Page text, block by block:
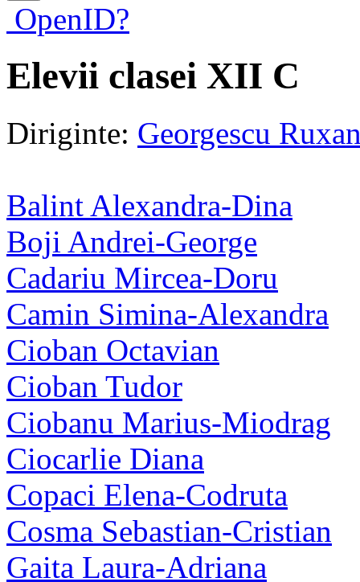
OpenID?
Elevii clasei XII C
Diriginte: Georgescu
Balint Alexandra-Dina
Boji Andrei-George
Cadariu Mircea-Doru
Camin Simina-Alexandra
Cioban Octavian
Cioban Tudor
Ciobanu Marius-Miodrag
Ciocarlie Diana
Copaci Elena-Codruta
Cosma Sebastian-Cristian
Gaita Laura-Adriana